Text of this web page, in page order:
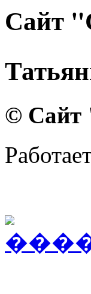
Сайт
© Сайт